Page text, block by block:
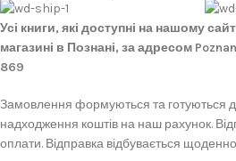
Усі книги, які доступні на нашому
магазині в Познані, за адресом
869
Замовлення формуються та готуються
надходження коштів на наш рахунок.
оплати. Відправка відбувається